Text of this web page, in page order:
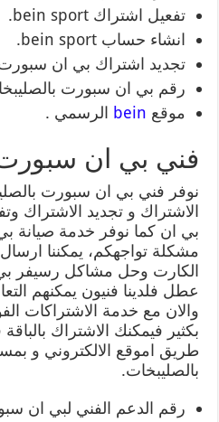
تفعيل اشتراك bein sport.
انشاء حساب bein sport.
تجديد اشتراك بي ان
رقم بي ان سبورت
موقع bein الرسمي .
فني بي ان
نوفر فني بي ان سبورت
الاشتراك و تجديد الاشتراك
بي ان كما نوفر خدمة صيانة
مشكلة تواجهكم، يمكننا
الكارت وحل مشاكل رسيفر
عطل فلدينا فنيون يمكنهم
والان مع خدمة الاشتراكات
بكثير فيمكنك الاشتراك
طريق اموقع الالكتروني و
بالصليبخات.
رقم الدعم الفني لبي ان